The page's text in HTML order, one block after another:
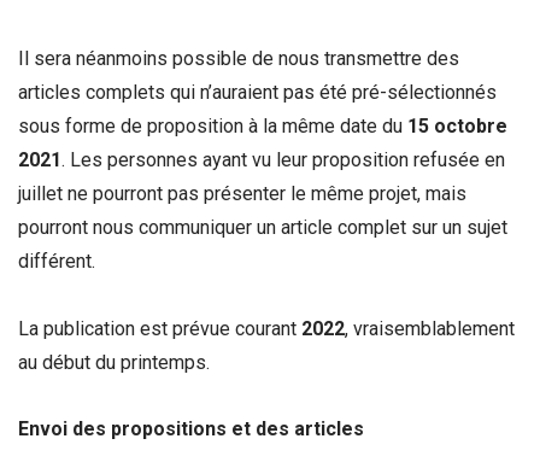
Il sera néanmoins possible de nous transmettre des
articles complets qui n’auraient pas été pré-sélectionnés
sous forme de proposition à la même date du 15 octobre
2021. Les personnes ayant vu leur proposition refusée en
juillet ne pourront pas présenter le même projet, mais
pourront nous communiquer un article complet sur un sujet
différent.
La publication est prévue courant 2022, vraisemblablement
au début du printemps.
Envoi des propositions et des articles